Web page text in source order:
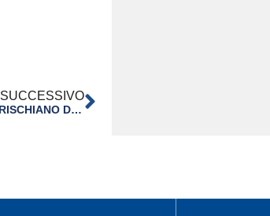
SUCCESSIVO
NOTA CSC | I RINCARI DELLE COMMODITY RISCHIANO DI BLOCCARE LE IMPRESE | 17 GENNAIO 2022